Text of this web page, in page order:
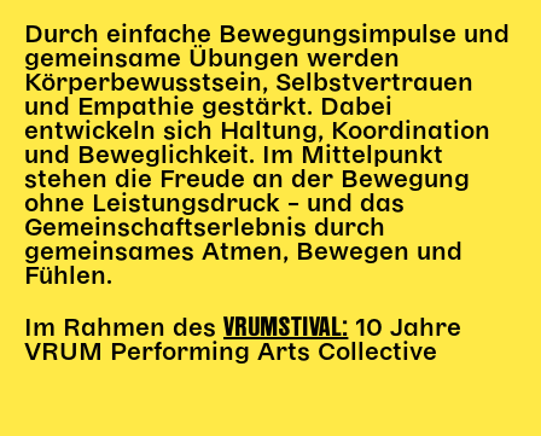
DIGITALE BÜHNE
Gl!tch4
Wem gehört die Bühne?
House of Hybrid Rebels
HAUS
Über Uns
Unser Blog
Durch einfache Bewegungsimpulse und
gemeinsame Übungen werden
Körperbewusstsein, Selbstvertrauen
und Empathie gestärkt. Dabei
entwickeln sich Haltung, Koordination
und Beweglichkeit. Im Mittelpunkt
stehen die Freude an der Bewegung
ohne Leistungsdruck – und das
Gemeinschaftserlebnis durch
gemeinsames Atmen, Bewegen und
Fühlen.
Im Rahmen des VRUMSTIVAL: 10 Jahre
VRUM Performing Arts Collective